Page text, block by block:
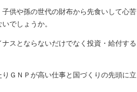
供や孫の世代の財布から先食いして心苦
でしょうか。
スとならないだけでなく投資・給付する
ＧＮＰが高い仕事と国づくりの先頭に立